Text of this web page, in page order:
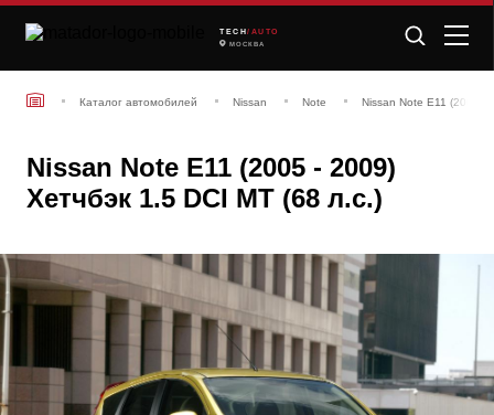
TECH /AUTO
МОСКВА
Каталог автомобилей Nissan Note Nissan Note E11 (2005 -
Nissan Note E11 (2005 - 2009)
Хетчбэк 1.5 DCI MT (68 л.с.)